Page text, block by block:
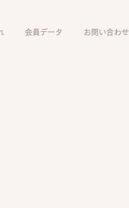
会員データ お問い合わせ